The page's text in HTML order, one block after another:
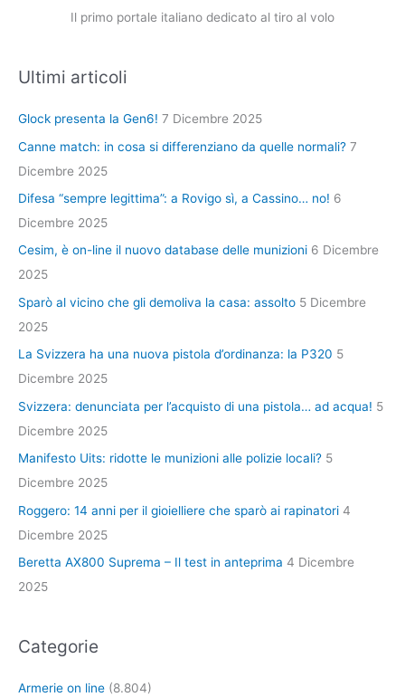
Il primo portale italiano dedicato al tiro al volo
Ultimi articoli
Glock presenta la Gen6! 7 Dicembre 2025
Canne match: in cosa si differenziano da quelle normali? 7
Dicembre 2025
Difesa “sempre legittima”: a Rovigo sì, a Cassino… no! 6
Dicembre 2025
Cesim, è on-line il nuovo database delle munizioni 6 Dicembre
2025
Sparò al vicino che gli demoliva la casa: assolto 5 Dicembre
2025
La Svizzera ha una nuova pistola d’ordinanza: la P320 5
Dicembre 2025
Svizzera: denunciata per l’acquisto di una pistola… ad acqua! 5
Dicembre 2025
Manifesto Uits: ridotte le munizioni alle polizie locali? 5
Dicembre 2025
Roggero: 14 anni per il gioielliere che sparò ai rapinatori 4
Dicembre 2025
Beretta AX800 Suprema – Il test in anteprima 4 Dicembre
2025
Categorie
Armerie on line (8.804)